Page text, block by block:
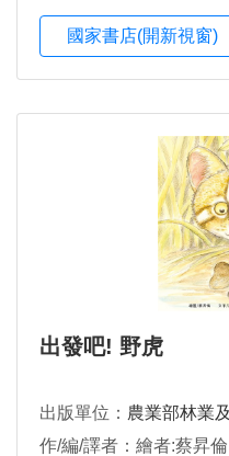
國家書店(開新視窗)
出發吧! 野虎
出版單位： 農業部林業
作/編/譯者：繪者:蔡昇